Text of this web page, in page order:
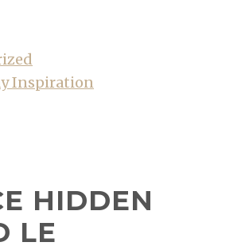
Inspiration
HIDDEN
LE